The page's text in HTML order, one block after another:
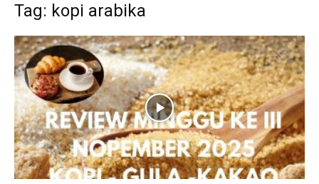
Tag: kopi arabika